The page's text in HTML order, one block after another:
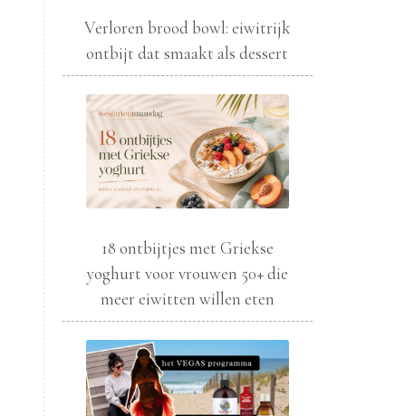
Verloren brood bowl: eiwitrijk
ontbijt dat smaakt als dessert
18 ontbijtjes met Griekse
yoghurt voor vrouwen 50+ die
meer eiwitten willen eten